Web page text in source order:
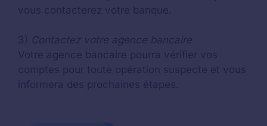
vous contacterez votre banque.
3)
Contactez votre agence bancaire
Votre agence bancaire pourra vérifier vos
comptes pour toute opération suspecte et vous
informera des prochaines étapes.